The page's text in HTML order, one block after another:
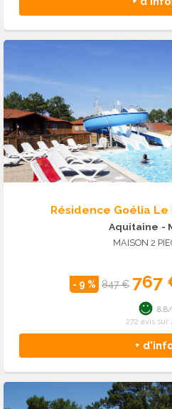
Résidence Goélia Le
Aquitaine -
MAISON 2
- 9 % 847 € 767
+
272 avis sur